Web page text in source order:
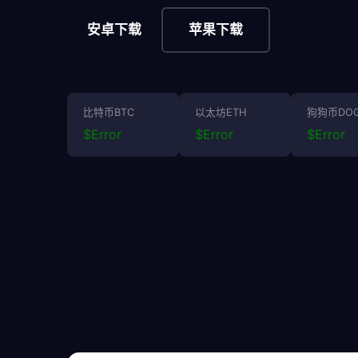
安卓下载 苹果下载
比特币BTC
$Error
以太坊ETH
$Error
狗狗币
$Error